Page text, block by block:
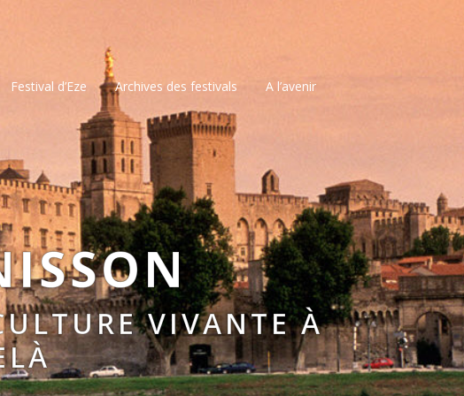
Festival d’Eze Archives des festivals A l’avenir
VIVANTE À